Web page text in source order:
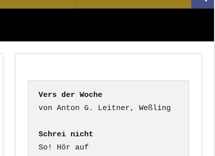
nach:
Vers der Woche
Schrei nicht
So! Hör auf